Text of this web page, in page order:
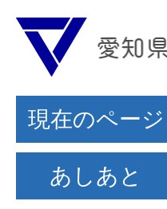
現在のページ
あしあと